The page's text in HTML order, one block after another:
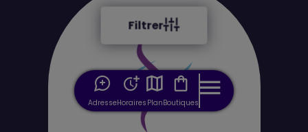
AdresseHoraires PlanBoutiques
Filtrer